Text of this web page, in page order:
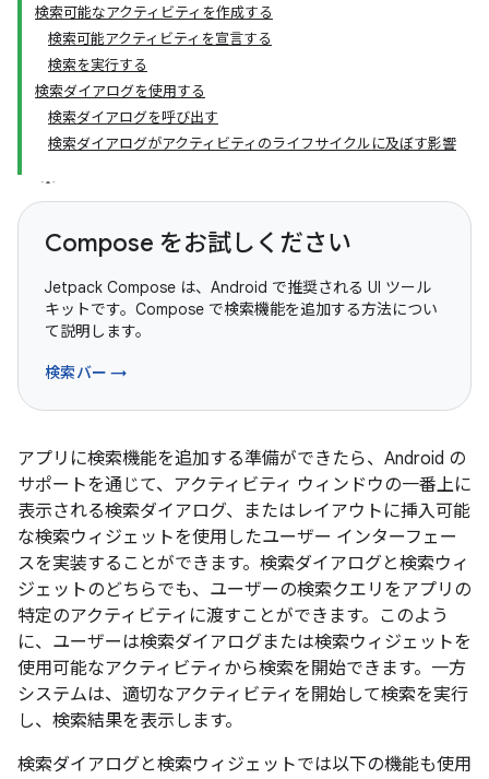
検索可能なアクティビティを作成する
検索可能アクティビティを宣言する
検索を実行する
検索ダイアログを使用する
検索ダイアログを呼び出す
検索ダイアログがアクティビティのライフサイクルに及ぼす影響
Compose をお試しください
Jetpack Compose は、Android で推奨される UI ツール
キットです。Compose で検索機能を追加する方法につい
て説明します。
検索バー →
アプリに検索機能を追加する準備ができたら、Android の
サポートを通じて、アクティビティ ウィンドウの一番上に
表示される検索ダイアログ、またはレイアウトに挿入可能
な検索ウィジェットを使用したユーザー インターフェー
スを実装することができます。検索ダイアログと検索ウィ
ジェットのどちらでも、ユーザーの検索クエリをアプリの
特定のアクティビティに渡すことができます。このよう
に、ユーザーは検索ダイアログまたは検索ウィジェットを
使用可能なアクティビティから検索を開始できます。一方
システムは、適切なアクティビティを開始して検索を実行
し、検索結果を表示します。
検索ダイアログと検索ウィジェットでは以下の機能も使用